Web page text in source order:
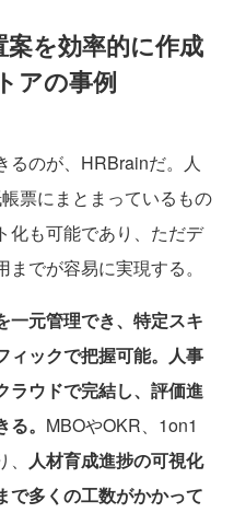
を効率的に作成
アの事例
のが、HRBrainだ。人
票にまとまっているもの
化も可能であり、ただデ
でが容易に実現する。
一元管理でき、特定スキ
ィックで把握可能。人事
ラウドで完結し、評価進
。 MBOやOKR、1on1
人材育成進捗の可視化
で多くの工数がかかって